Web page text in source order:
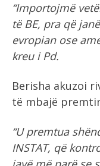
“Importojmë
të BE, pra që
evropian ose
kreu i Pd.
Berisha akuzoi
të mbajë
“U premtua
INSTAT, që